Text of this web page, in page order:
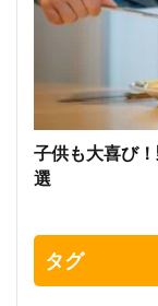
子供も大喜び
選
タグ